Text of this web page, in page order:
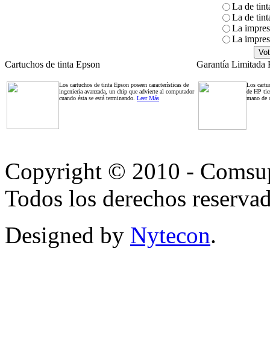
La de
La de
La
La
Cartuchos de tinta Epson
Los cartuchos de tinta Epson poseen características de
ingeniería avanzada, un chip que advierte al computador
cuando ésta se está terminando. Leer Más
Garantía Limitada
Los
de HP
mano de
Copyright © 2010 -
Todos los derechos
Designed by Nytecon.